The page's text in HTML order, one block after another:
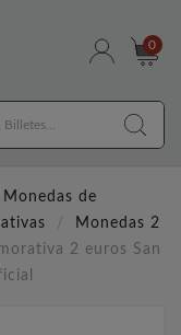
0
Monedas de
Monedas 2
2 euros San